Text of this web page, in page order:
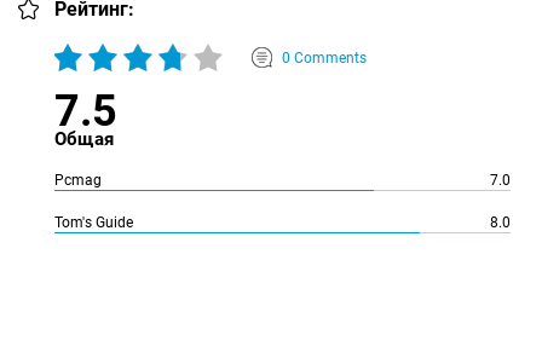
Рейтинг:
0 Comments
7.5
Общая
Pcmag 7.0
Tom's Guide 8.0